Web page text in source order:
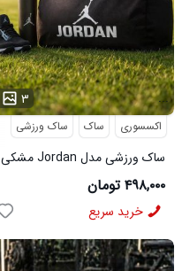
۳ ...
اکسسوری ساک ساک ورزشی
ساک ورزشی مدل Jordan مشکی
کد 6510
۴۹۸,۰۰۰ تومان
خرید سریع